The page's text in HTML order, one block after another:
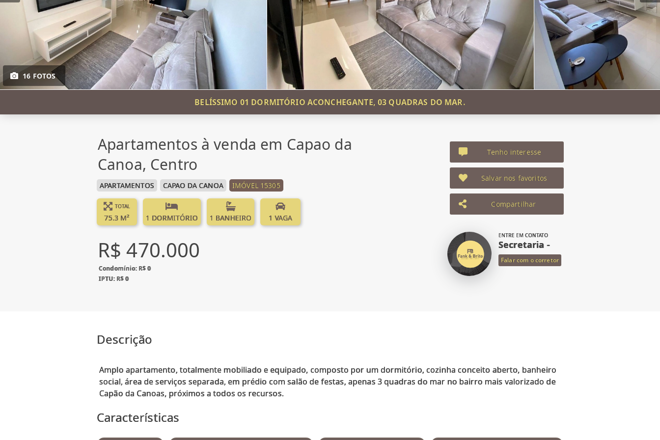
16 FOTOS
BELÍSSIMO 01 DORMITÓRIO ACONCHEGANTE, 03 QUADRAS DO MAR.
Apartamentos à venda em Capao da
Canoa, Centro
APARTAMENTOS CAPAO DA CANOA IMÓVEL 15305
TOTAL
75.3 M² 1 DORMITÓRIO 1 BANHEIRO 1 VAGA
R$ 470.000
Condomínio: R$ 0
IPTU: R$ 0
Tenho interesse
Salvar nos favoritos
Compartilhar
ENTRE EM CONTATO
Secretaria -
Falar com o corretor
Descrição
Amplo apartamento, totalmente mobiliado e equipado, composto por um dormitório, cozinha conceito aberto, banheiro
social, área de serviços separada, em prédio com salão de festas, apenas 3 quadras do mar no bairro mais valorizado de
Capão da Canoas, próximos a todos os recursos.
Características